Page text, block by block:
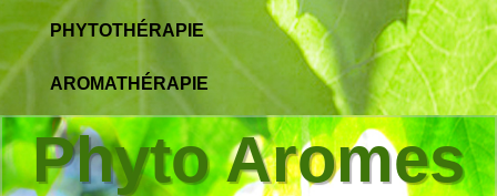
PHYTOTHÉRAPIE
AROMATHÉRAPIE
Phyto Aromes